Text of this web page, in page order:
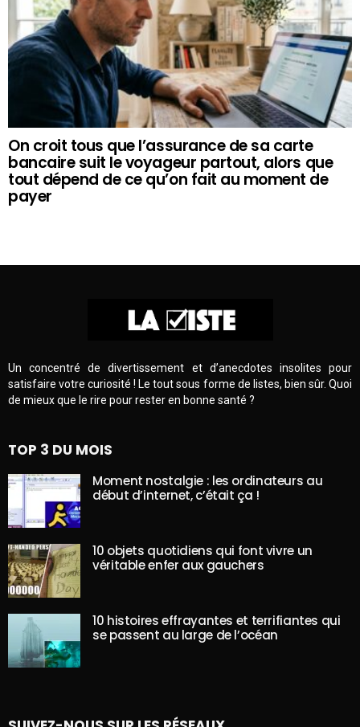
On croit tous que l’assurance de sa carte
bancaire suit le voyageur partout, alors que
tout dépend de ce qu’on fait au moment de
payer
Un concentré de divertissement et d’anecdotes insolites pour
satisfaire votre curiosité ! Le tout sous forme de listes, bien sûr. Quoi
de mieux que le rire pour rester en bonne santé ?
TOP 3 DU MOIS
Moment nostalgie : les ordinateurs au
début d’internet, c’était ça !
10 objets quotidiens qui font vivre un
véritable enfer aux gauchers
10 histoires effrayantes et terrifiantes qui
se passent au large de l’océan